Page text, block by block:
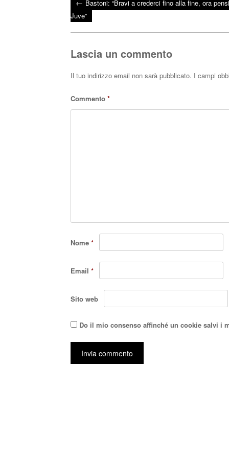
bottets
Post navigation
← Bastoni: “Bravi a crederci fino alla fine, ora
Juve”
Lascia un commento
Il tuo indirizzo email non sarà pubblicato. I campi
Commento *
Nome *
Email *
Sito web
Do il mio consenso affinché un cookie salvi i